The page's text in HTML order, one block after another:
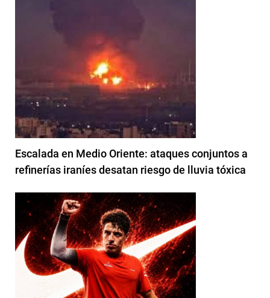
Escalada en Medio Oriente: ataques conjuntos a
refinerías iraníes desatan riesgo de lluvia tóxica